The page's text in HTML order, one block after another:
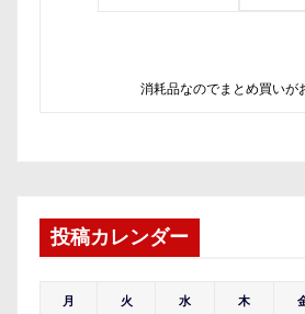
消耗品なのでまとめ買いが
投稿カレンダー
月 火 水 木